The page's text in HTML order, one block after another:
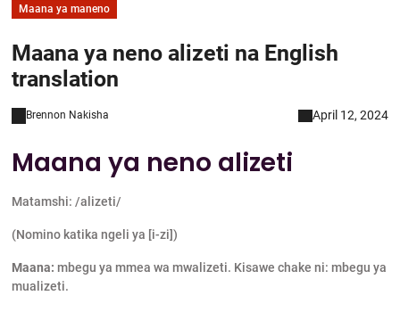
Maana ya maneno
Maana ya neno alizeti na English
translation
Brennon Nakisha April 12, 2024
Maana ya neno alizeti
Matamshi: /alizeti/
(Nomino katika ngeli ya [i-zi])
Maana: mbegu ya mmea wa mwalizeti. Kisawe chake ni: mbegu ya
mualizeti.